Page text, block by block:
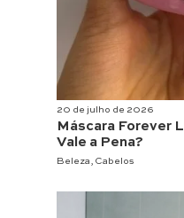
20 de julho de 2026
Máscara Forever
Vale a Pena?
Beleza Cabelos